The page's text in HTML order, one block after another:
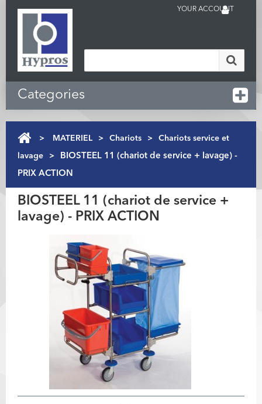
YOUR ACCOUNT
Categories
> MATERIEL > Chariots > Chariots service et
lavage >
BIOSTEEL 11 (chariot de service + lavage) -
PRIX ACTION
BIOSTEEL 11 (chariot de service +
lavage) - PRIX ACTION